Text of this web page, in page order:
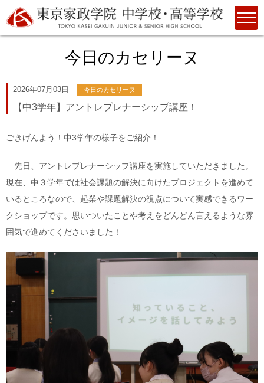
今日のカセリーヌ
2026年07月03日 今日のカセリーヌ
【中3学年】アントレプレナーシップ講座！
ごきげんよう！中3学年の様子をご紹介！
先日、アントレプレナーシップ講座を実施していただきました。
現在、中３学年では社会課題の解決に向けたプロジェクトを進めて
いるところなので、起業や課題解決の視点について実感できるワー
クショップです。思いついたことや考えをどんどん言えるような雰
囲気で進めてくださいました！